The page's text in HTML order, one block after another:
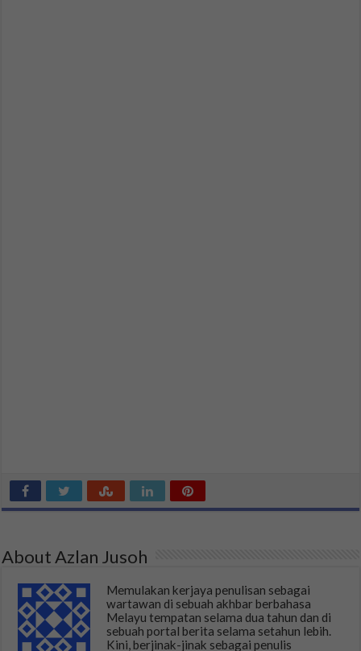
About Azlan Jusoh
Memulakan kerjaya penulisan sebagai
wartawan di sebuah akhbar berbahasa
Melayu tempatan selama dua tahun dan di
sebuah portal berita selama setahun lebih.
Kini, berjinak-jinak sebagai penulis